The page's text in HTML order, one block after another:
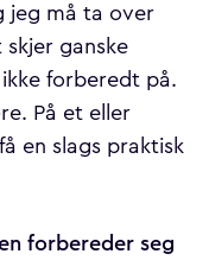
jeg må ta over
ganske
forberedt på.
På et eller
en slags praktisk
forbereder seg